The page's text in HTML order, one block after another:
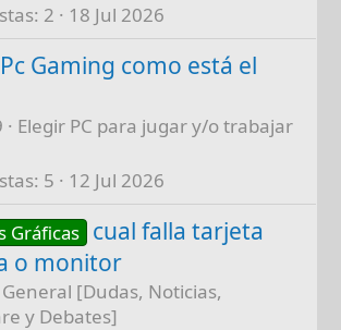
2 18 Jul 2026
Gaming como está el
Elegir PC para jugar y/o trabajar
5 12 Jul 2026
Gráficas cual falla tarjeta
o monitor
General [Dudas, Noticias,
y Debates]